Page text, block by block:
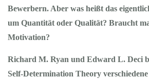
Bewerbern. Aber was heißt das
um Quantität oder Qualität? Braucht
Motivation?
Richard M. Ryan und Edward L. Deci
Self-Determination Theory